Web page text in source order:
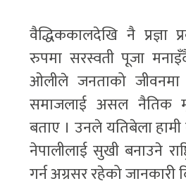
वैद्धिककालदेखि नै प्रज्ञा
रुपमा सरस्वती पूजा
ओलीले जनताको जीवनमा
समाजलाई असल नैतिक
बताए । उनले यतिबेला
नेपालीलाई सुखी बनाउने
गर्न अग्रसर रहेको जानकारी